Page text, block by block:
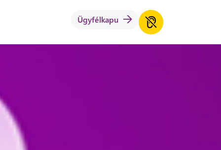
Ügyfélkapu